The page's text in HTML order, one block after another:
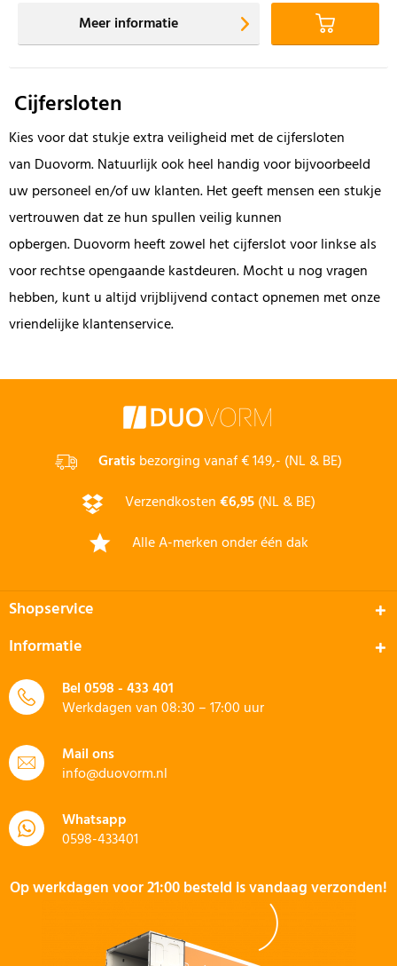
Meer informatie
Cijfersloten
Kies voor dat stukje extra veiligheid met de cijfersloten
van Duovorm. Natuurlijk ook heel handig voor bijvoorbeeld
uw personeel en/of uw klanten. Het geeft mensen een stukje
vertrouwen dat ze hun spullen veilig kunnen
opbergen. Duovorm heeft zowel het cijferslot voor linkse als
voor rechtse opengaande kastdeuren. Mocht u nog vragen
hebben, kunt u altijd vrijblijvend contact opnemen met onze
vriendelijke klantenservice.
Gratisbezorging vanaf € 149,- (NL & BE)
Verzendkosten€6,95(NL & BE)
Alle A-merken onder één dak
Shopservice
Informatie
Bel0598 - 433 401
Werkdagen van 08:30 – 17:00 uur
Mail ons
info@duovorm.nl
Whatsapp
0598-433401
Op werkdagen voor 21:00 besteld is vandaag verzonden!